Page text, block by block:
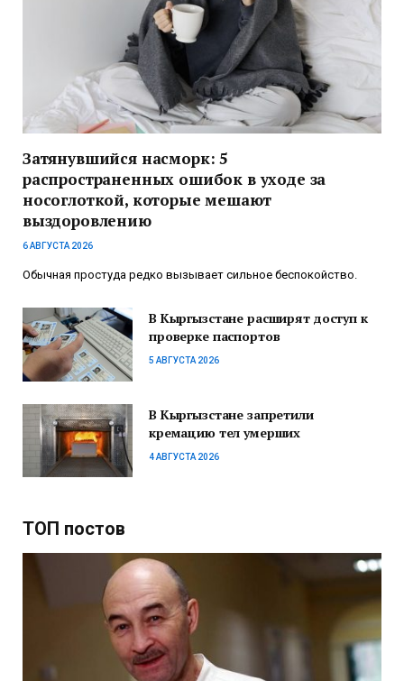
Затянувшийся насморк: 5
распространенных ошибок в уходе за
носоглоткой, которые мешают
выздоровлению
6 АВГУСТА 2026
Обычная простуда редко вызывает сильное беспокойство.
В Кыргызстане расширят доступ к
проверке паспортов
5 АВГУСТА 2026
В Кыргызстане запретили
кремацию тел умерших
4 АВГУСТА 2026
ТОП постов